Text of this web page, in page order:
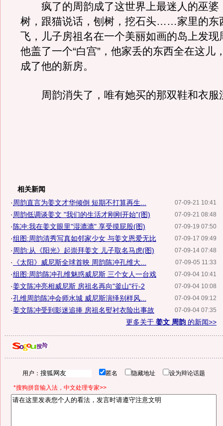
疯了的周韵成了这世界上最迷人的巫婆
树，跟猫说话，刨树，挖石头……家里的东
飞，儿子房祖名在一个美丽如画的岛上发现
他盖了一个“白宫”，他家丢的东西全在这儿
成了他的新房。
周韵消失了，唯有她买的那双鞋和衣
相关新闻
07-09-21 10:41
· 周韵直言为姜文才华倾倒 短期不打算再生...
07-09-21 08:48
· 周韵低调谈姜文 "我们的生活才刚刚开始"(图)
07-09-19 07:50
· 陈冲:我在姜文眼里"湿漉漉" 享受摸屁股(图)
07-09-17 09:49
·组图:周韵清秀写真如邻家少女 与姜文恩爱无比
07-09-14 07:48
· 周韵:从《阳光》起崇拜姜文 儿子取名马虎(图)
07-09-05 11:33
· 《太阳》威尼斯全球首映 周韵陈冲孔维大...
07-09-04 10:41
·组图:周韵陈冲孔维魅惑威尼斯 三个女人一台戏
07-09-04 10:08
·姜文陈冲亮相威尼斯 房祖名再向"釜山"行-2
07-09-04 09:12
·孔维周韵陈冲会师水城 威尼斯演绎别样风...
07-09-04 07:35
·姜文陈冲受到影迷追捧 房祖名熨衬衣险出事故
更多关于 姜文 周韵 的新闻>>
用户： 匿名 隐藏地址 设为辩论话题
*搜狗拼音输入法，中文处理专家>>